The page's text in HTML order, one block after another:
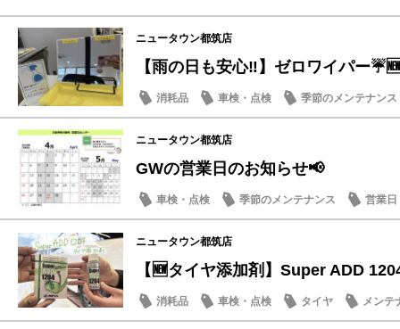
ニュータウン都筑店
【雨の日も安心‼️】ゼロワイパー
消耗品 車検・点検
季節のメンテナンス
営業日・店休日
ニュータウン都筑店
GWの営業日のお知らせ📢
車検・点検 季節のメンテナンス
営業日
日産のお店
ニュータウン都筑店
【🆕タイヤ添加剤】Super ADD
消耗品 車検・点検 タイヤ メンテ